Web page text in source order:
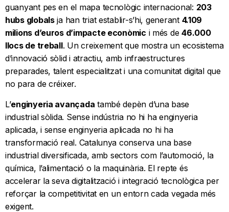
guanyant pes en el mapa tecnològic internacional: 203
hubs globalsja han triat establir-s’hi, generant 4.109
milions d’euros d’impacte econòmic i més de46.000
llocs de treball. Un creixement que mostra un ecosistema
d’innovació sòlid i atractiu, amb infraestructures
preparades, talent especialitzat i una comunitat digital que
no para de créixer.
L’enginyeria avançada també depèn d’una base
industrial sòlida. Sense indústria no hi ha enginyeria
aplicada, i sense enginyeria aplicada no hi ha
transformació real. Catalunya conserva una base
industrial diversificada, amb sectors com l’automoció, la
química, l’alimentació o la maquinària. El repte és
accelerar la seva digitalització i integració tecnològica per
reforçar la competitivitat en un entorn cada vegada més
exigent.